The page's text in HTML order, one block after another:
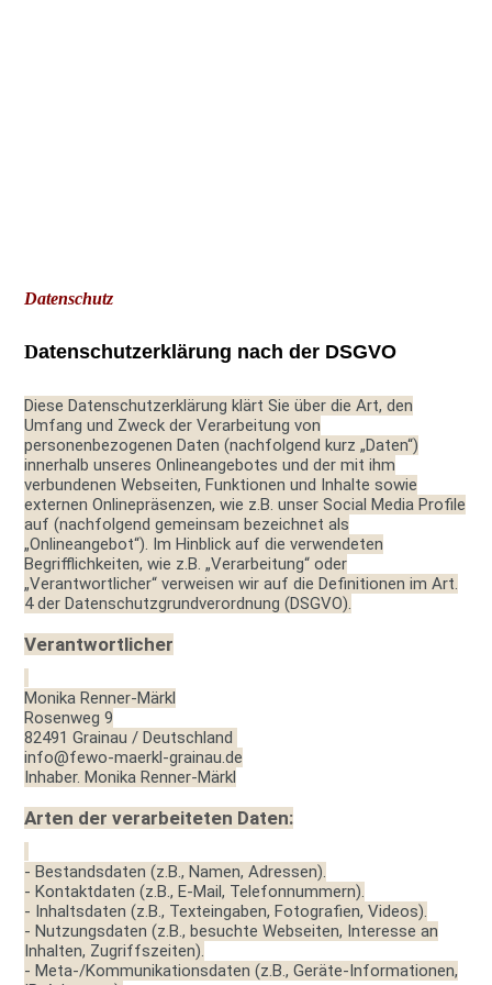
Datenschutz
Datenschutzerklärung nach der DSGVO
Diese Datenschutzerklärung klärt Sie über die Art, den
Umfang und Zweck der Verarbeitung von
personenbezogenen Daten (nachfolgend kurz „Daten“)
innerhalb unseres Onlineangebotes und der mit ihm
verbundenen Webseiten, Funktionen und Inhalte sowie
externen Onlinepräsenzen, wie z.B. unser Social Media Profile
auf (nachfolgend gemeinsam bezeichnet als
„Onlineangebot“). Im Hinblick auf die verwendeten
Begrifflichkeiten, wie z.B. „Verarbeitung“ oder
„Verantwortlicher“ verweisen wir auf die Definitionen im Art.
4 der Datenschutzgrundverordnung (DSGVO).
Verantwortlicher
Monika Renner-Märkl
Rosenweg 9
82491 Grainau / Deutschland
info@fewo-maerkl-grainau.de
Inhaber. Monika Renner-Märkl
Arten der verarbeiteten Daten:
- Bestandsdaten (z.B., Namen, Adressen).
- Kontaktdaten (z.B., E-Mail, Telefonnummern).
- Inhaltsdaten (z.B., Texteingaben, Fotografien, Videos).
- Nutzungsdaten (z.B., besuchte Webseiten, Interesse an
Inhalten, Zugriffszeiten).
- Meta-/Kommunikationsdaten (z.B., Geräte-Informationen,